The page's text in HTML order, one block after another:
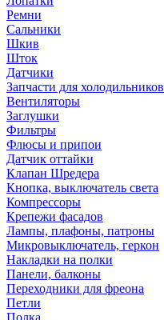
Ремни
Сальники
Шкив
Шток
Датчики
Запчасти для холодильников
Вентиляторы
Заглушки
Фильтры
Флюсы и припои
Датчик оттайки
Клапан Шредера
Кнопка, выключатель света
Компрессоры
Крепежи фасадов
Лампы, плафоны, патроны
Микровыключатель, геркон
Накладки на полки
Панели, балконы
Переходники для фреона
Петли
Полка